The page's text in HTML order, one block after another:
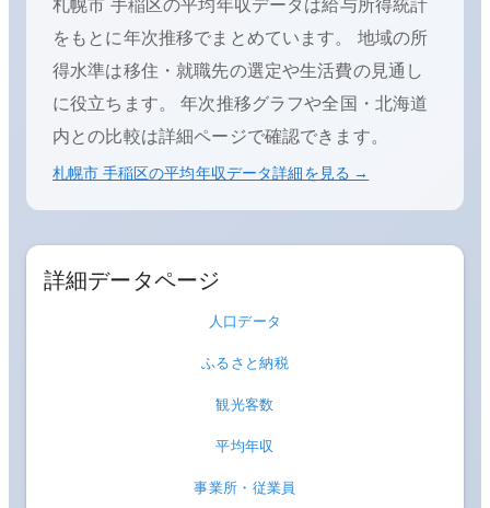
札幌市 手稲区の平均年収データは給与所得統計
をもとに年次推移でまとめています。
地域の所
得水準は移住・就職先の選定や生活費の見通し
に役立ちます。 年次推移グラフや全国・ 北海道
内との比較は詳細ページで確認できます。
札幌市 手稲区の平均年収データ詳細を見る →
詳細データページ
人口データ
ふるさと納税
観光客数
平均年収
事業所・従業員